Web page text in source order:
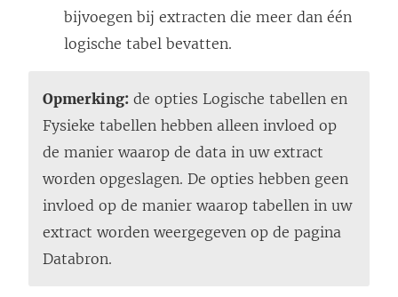
bijvoegen bij extracten die meer dan één
logische tabel bevatten.
Opmerking: de opties Logische tabellen en
Fysieke tabellen hebben alleen invloed op
de manier waarop de data in uw extract
worden opgeslagen. De opties hebben geen
invloed op de manier waarop tabellen in uw
extract worden weergegeven op de pagina
Databron.